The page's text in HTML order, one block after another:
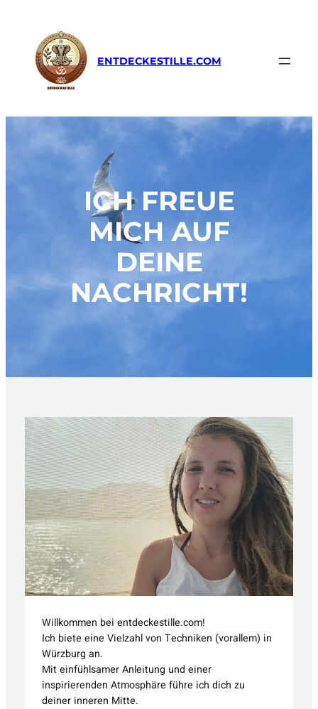
springen
ENTDECKESTILLE.COM
ICH FREUE
MICH AUF
DEINE
NACHRICHT!
Willkommen bei entdeckestille.com!
Ich biete eine Vielzahl von Techniken (vorallem) in
Würzburg an.
Mit einfühlsamer Anleitung und einer
inspirierenden Atmosphäre führe ich dich zu
deiner inneren Mitte.